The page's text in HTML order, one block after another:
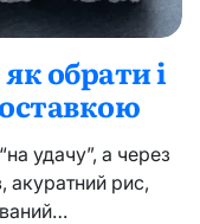
обрати і
удачу”, а через
акуратний рис,